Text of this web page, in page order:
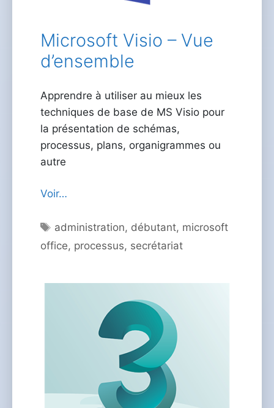
Microsoft Visio – Vue
d’ensemble
Apprendre à utiliser au mieux les
techniques de base de MS Visio pour
la présentation de schémas,
processus, plans, organigrammes ou
autre
Voir…
Étiquettes
administration, débutant, microsoft
office, processus, secrétariat